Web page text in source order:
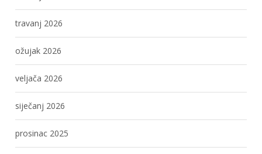
travanj 2026
ožujak 2026
veljača 2026
siječanj 2026
prosinac 2025